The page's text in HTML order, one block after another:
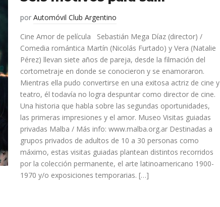
por Automóvil Club Argentino
Cine Amor de película Sebastián Mega Díaz (director) /
Comedia romántica Martín (Nicolás Furtado) y Vera (Natalie
Pérez) llevan siete años de pareja, desde la filmación del
cortometraje en donde se conocieron y se enamoraron.
Mientras ella pudo convertirse en una exitosa actriz de cine y
teatro, él todavía no logra despuntar como director de cine.
Una historia que habla sobre las segundas oportunidades,
las primeras impresiones y el amor. Museo Visitas guiadas
privadas Malba / Más info: www.malba.org.ar Destinadas a
grupos privados de adultos de 10 a 30 personas como
máximo, estas visitas guiadas plantean distintos recorridos
por la colección permanente, el arte latinoamericano 1900-
1970 y/o exposiciones temporarias. […]